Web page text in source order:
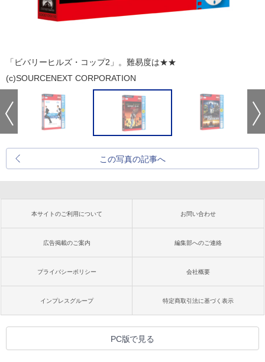
「ビバリーヒルズ・コップ2」。難易度は★★
(c)SOURCENEXT CORPORATION
この写真の記事へ
本サイトのご利用について お問い合わせ
広告掲載のご案内 編集部へのご連絡
プライバシーポリシー 会社概要
インプレスグループ 特定商取引法に基づく表示
PC版で見る